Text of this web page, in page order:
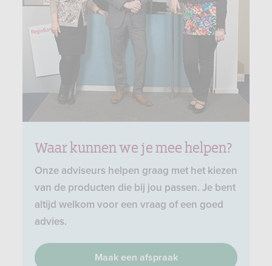
Waar kunnen we je mee helpen?
Onze adviseurs helpen graag met het kiezen
van de producten die bij jou passen. Je bent
altijd welkom voor een vraag of een goed
advies.
Maak een afspraak